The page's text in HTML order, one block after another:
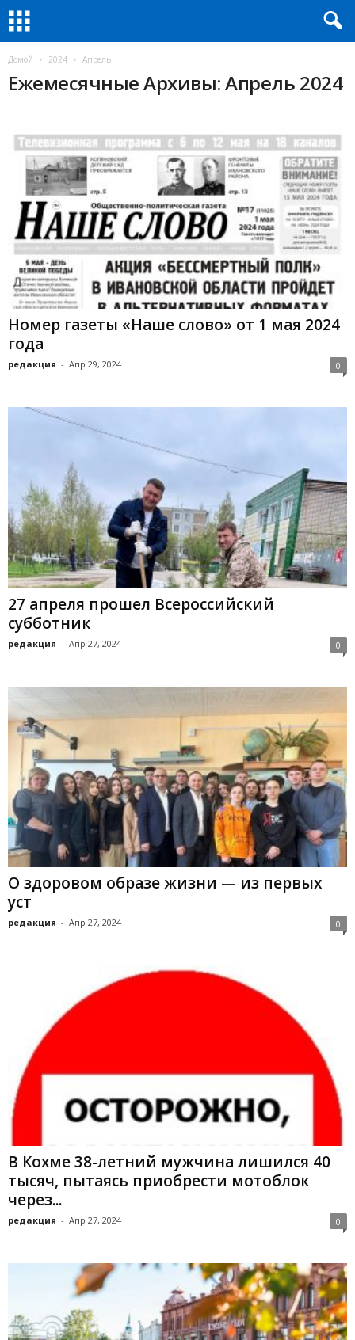
Домой 2024 Апрель
Ежемесячные Архивы: Апрель 2024
Номер газеты «Наше слово» от 1 мая 2024
года
редакция - Апр 29, 2024 0
27 апреля прошел Всероссийский
субботник
редакция - Апр 27, 2024 0
О здоровом образе жизни — из первых
уст
редакция - Апр 27, 2024 0
В Кохме 38-летний мужчина лишился 40
тысяч, пытаясь приобрести мотоблок
через...
редакция - Апр 27, 2024 0